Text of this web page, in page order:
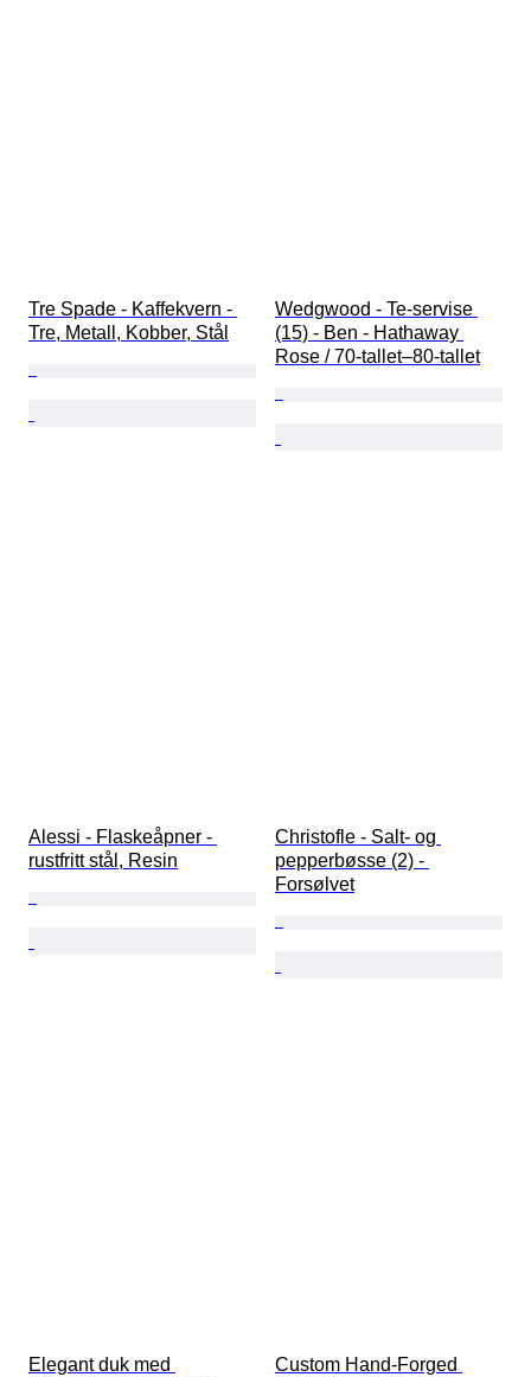
Tre Spade - Kaffekvern -
Tre, Metall, Kobber, Stål
Wedgwood - Te-servise
(15) - Ben - Hathaway
Rose / 70-tallet–80-tallet
Alessi - Flaskeåpner -
rustfritt stål, Resin
Christofle - Salt- og
pepperbøsse (2) -
Forsølvet
Elegant duk med
Custom Hand-Forged